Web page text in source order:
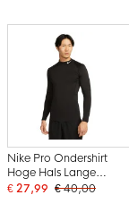
Nike Pro Ondershirt
Hoge Hals Lange
Mouwen Zwart Wit
€ 27,99 € 40,00